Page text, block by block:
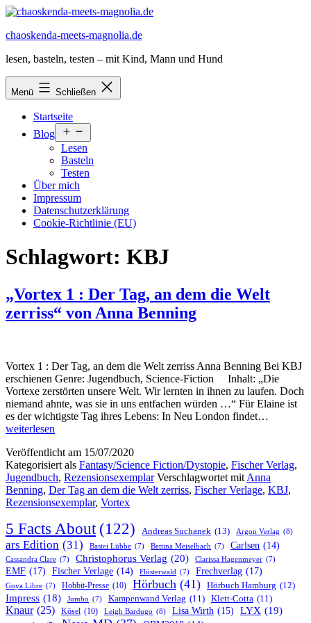
Zum
springen
chaoskenda-meets-magnolia.de
lesen, basteln, testen – mit Kind, Mann und Hund
Menü Schließen
Startseite
Blog
öffnen
Lesen
Basteln
Testen
Über mich
Impressum
Datenschutzerklärung
Cookie-Richtlinie (EU)
Schlagwort: KBJ
„Vortex 1 : Der Tag, an dem die Welt
zerriss“ von Anna Benning
Vortex 1 : Der Tag, an dem die Welt zerriss Anna Benning Bei KBJ
erschienen Genre: Jugendbuch, Science-Fiction Inhalt: „Die
Vortexe zerstörten unsere Welt. Wir lernten in ihnen zu laufen. Doch
niemand ahnte, was sie in uns entfachen würden …“ Für Elaine ist
es der wichtigste Tag ihres Lebens: In Neu London findet…
Tag,
an
dem
zerriss“
von
Anna
Benning
weiterlesen
Veröffentlicht am 15/07/2020
Kategorisiert als Fantasy/Science Fiction/Dystopie, Fischer Verlag,
Jugendbuch, Rezensionsexemplar Verschlagwortet mit Anna
Benning, Der Tag an dem die Welt zerriss, Fischer Verlage, KBJ,
Rezensionsexemplar, Vortex
5 Facts About (122) Andreas Suchanek (13) Argon Verlag (8)
ars Edition (31) Bastei Lübbe (7) Bettina Meiselbach (7) Carlsen (14)
Cassandra Clare (7) Christophorus Verlag (20) Clarissa Hagenmeyer (7)
EMF (17) Fischer Verlage (14) Flüsterwald (7) Frechverlag (17)
Goya Libre (7) Hobbit-Presse (10) Hörbuch (41) Hörbuch Hamburg (12)
Impress (18) Jumbo (7) Kampenwand Verlag (11) Klett-Cotta (11)
Knaur (25) Kösel (10) Leigh Bardugo (8) Lisa Wirth (15) LYX (19)